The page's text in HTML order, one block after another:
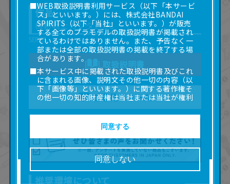
作品
機動戦士ガンダムUC
取扱説明書
ご意見フォーム
推奨環境について
■WEB取扱説明書利用サービス（以下「本サービ
ス」といいます。）には、株式会社BANDAI
SPIRITS（以下「当社」といいます。）が販売
する全てのプラモデルの取扱説明書が掲載され
ているわけではありません。また、予告なく一
部または全部の取扱説明書の掲載を終了する場
合があります。
■本サービス中に掲載された取扱説明書及びこれ
に含まれる画像、説明文その他一切の内容（以
下「画像等」といいます。）に関する著作権そ
の他一切の知的財産権は当社または当社が権利
■取扱説明書及び画像等の一部または全部を私的
使用（本サービス内の意見投稿の目的での画像
等の利用を含みます。）を超えて使用（複製、
複写、改変、掲示、頒布、配信、販売、出版等
を含むがこれに限りません。）することは禁止
いたします。
■掲載している取扱説明書は、お客様が購入され
同意しない
同意する